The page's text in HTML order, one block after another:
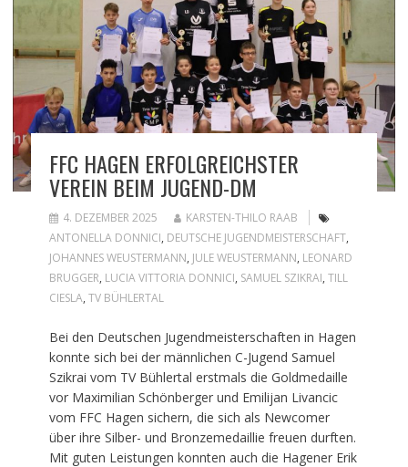
FFC HAGEN ERFOLGREICHSTER
VEREIN BEIM JUGEND-DM
4. DEZEMBER 2025
KARSTEN-THILO RAAB
ANTONELLA DONNICI, DEUTSCHE JUGENDMEISTERSCHAFT,
JOHANNES WEUSTERMANN, JULE WEUSTERMANN, LEONARD
BRUGGER, LUCIA VITTORIA DONNICI, SAMUEL SZIKRAI, TILL
CIESLA, TV BÜHLERTAL
Bei den Deutschen Jugendmeisterschaften in Hagen
konnte sich bei der männlichen C-Jugend Samuel
Szikrai vom TV Bühlertal erstmals die Goldmedaille
vor Maximilian Schönberger und Emilijan Livancic
vom FFC Hagen sichern, die sich als Newcomer
über ihre Silber- und Bronzemedaillie freuen durften.
Mit guten Leistungen konnten auch die Hagener Erik